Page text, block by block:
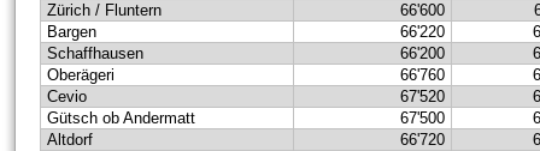
Zürich / Fluntern
66'600
Bargen
66'220
Schaffhausen
66'200
Oberägeri
66'760
Cevio
67'520
Gütsch ob Andermatt
67'500
Altdorf
66'720